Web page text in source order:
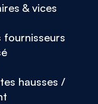
& vices
fournisseurs
hausses /